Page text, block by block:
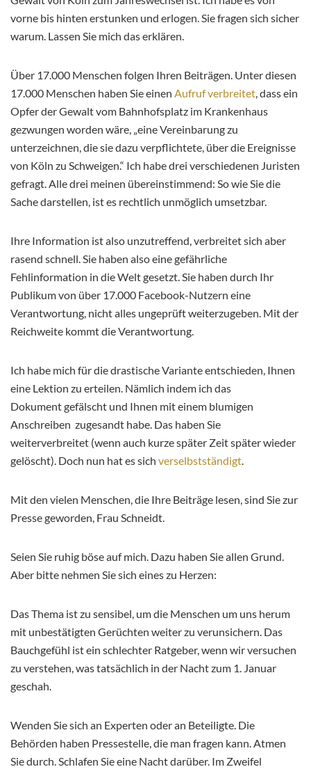
vorne bis hinten erstunken und erlogen. Sie fragen sich sicher
warum. Lassen Sie mich das erklären.
Über 17.000 Menschen folgen Ihren Beiträgen. Unter diesen
17.000 Menschen haben Sie einen Aufruf verbreitet, dass ein
Opfer der Gewalt vom Bahnhofsplatz im Krankenhaus
gezwungen worden wäre, „eine Vereinbarung zu
unterzeichnen, die sie dazu verpflichtete, über die Ereignisse
von Köln zu Schweigen.“ Ich habe drei verschiedenen Juristen
gefragt. Alle drei meinen übereinstimmend: So wie Sie die
Sache darstellen, ist es rechtlich unmöglich umsetzbar.
Ihre Information ist also unzutreffend, verbreitet sich aber
rasend schnell. Sie haben also eine gefährliche
Fehlinformation in die Welt gesetzt. Sie haben durch Ihr
Publikum von über 17.000 Facebook-Nutzern eine
Verantwortung, nicht alles ungeprüft weiterzugeben. Mit der
Reichweite kommt die Verantwortung.
Ich habe mich für die drastische Variante entschieden, Ihnen
eine Lektion zu erteilen. Nämlich indem ich das
Dokument gefälscht und Ihnen mit einem blumigen
Anschreiben zugesandt habe. Das haben Sie
weiterverbreitet (wenn auch kurze später Zeit später wieder
gelöscht). Doch nun hat es sich verselbstständigt.
Mit den vielen Menschen, die Ihre Beiträge lesen, sind Sie zur
Presse geworden, Frau Schneidt.
Seien Sie ruhig böse auf mich. Dazu haben Sie allen Grund.
Aber bitte nehmen Sie sich eines zu Herzen:
Das Thema ist zu sensibel, um die Menschen um uns herum
mit unbestätigten Gerüchten weiter zu verunsichern. Das
Bauchgefühl ist ein schlechter Ratgeber, wenn wir versuchen
zu verstehen, was tatsächlich in der Nacht zum 1. Januar
geschah.
Wenden Sie sich an Experten oder an Beteiligte. Die
Behörden haben Pressestelle, die man fragen kann. Atmen
Sie durch. Schlafen Sie eine Nacht darüber. Im Zweifel